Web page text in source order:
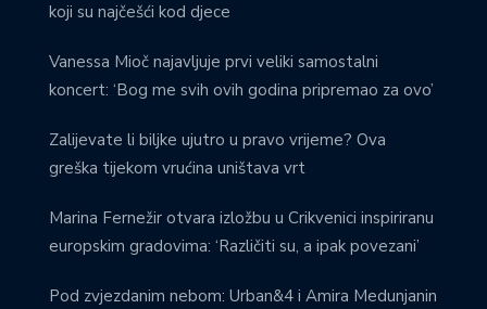
koji su najčešći kod djece
Vanessa Mioč najavljuje prvi veliki samostalni
koncert: ‘Bog me svih ovih godina pripremao za ovo’
Zalijevate li biljke ujutro u pravo vrijeme? Ova
greška tijekom vrućina uništava vrt
Marina Fernežir otvara izložbu u Crikvenici inspiriranu
europskim gradovima: ‘Različiti su, a ipak povezani’
Pod zvjezdanim nebom: Urban&4 i Amira Medunjanin